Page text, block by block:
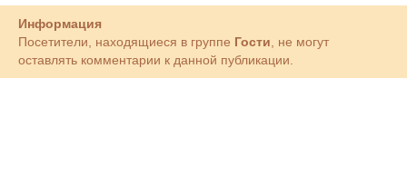
Информация
Посетители, находящиеся в группе Гости, не могут
оставлять комментарии к данной публикации.